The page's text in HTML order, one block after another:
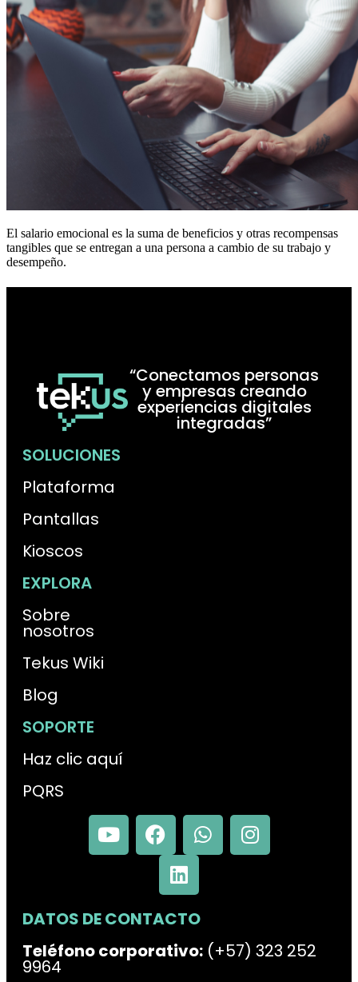
El salario emocional es la suma de beneficios y otras recompensas
tangibles que se entregan a una persona a cambio de su trabajo y
desempeño.
“Conectamos personas
y empresas creando
experiencias digitales
integradas”
SOLUCIONES
Plataforma
Pantallas
Kioscos
EXPLORA
Sobre
nosotros
Tekus Wiki
Blog
SOPORTE
Haz clic aquí
PQRS
DATOS DE CONTACTO
Teléfono corporativo: (+57) 323 252
9964